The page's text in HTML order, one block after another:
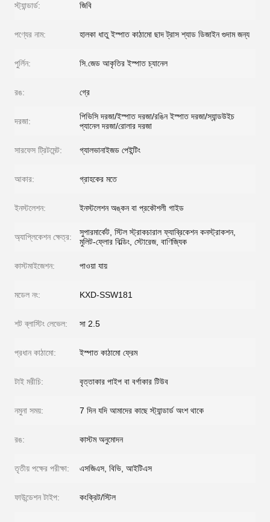
স্ট্যান্ডার্ড: জিবি
পণ্যের নাম: হালকা ধাতু ইস্পাত কাঠামো ছাদ ট্রাস শ্যাড ডিজাইন গুদাম জন্য
পুর্লিন: সি.জেড আকৃতির ইস্পাত চ্যানেল
রঙ: গ্রে
দরজা:
পিভিসি দরজা/ইস্পাত দরজা/রঙিন ইস্পাত দরজা/স্যান্ডউইচ
প্যানেল দরজা/রোলার দরজা
সারফেস ট্রিটমেন্ট: গ্যালভানাইজড পেইন্টিং
আকার: গ্রাহকের মতে
ইনস্টলেশন: ইনস্টলেশন অঙ্কন বা প্রকৌশলী গাইড
অ্যাপ্লিকেশন ক্ষেত্র:
সুপারমার্কেট, স্টিল স্ট্রাকচারাল ফ্যাব্রিকেশন কনস্ট্রাকশন,
মুলিট-ফ্লোর বিল্ডিং, স্টোরেজ, বাণিজ্যিক
কাস্টমাইজেশন: পাওয়া যায়
মডেল নং: KXD-SSW181
শট ব্লাস্টিং লেভেল: সা 2.5
প্রধান কাঠামো: ইস্পাত কাঠামো ফ্রেম
টাই মরীচি: বৃত্তাকার পাইপ বা বর্গাকার টিউব
নমুনা সময়: 7 দিন যদি আমাদের কাছে স্ট্যান্ডার্ড অংশ থাকে
রঙ: কাস্টম অনুমোদন
তৃতীয় পক্ষের পরীক্ষা: এসজিএস, বিভি, আইটিএস
ফাউন্ডেশন টাইপ: কংক্রিট/স্টিল